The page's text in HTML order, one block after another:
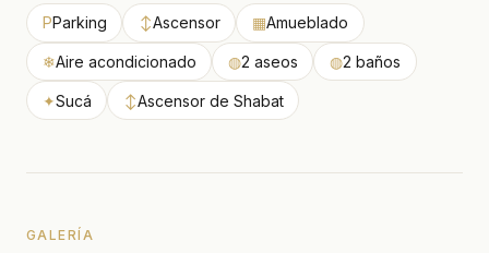
PParking ↕Ascensor ▦Amueblado
❄Aire acondicionado ◍2 aseos ◍2 baños
✦Sucá ↕Ascensor de Shabat
GALERÍA